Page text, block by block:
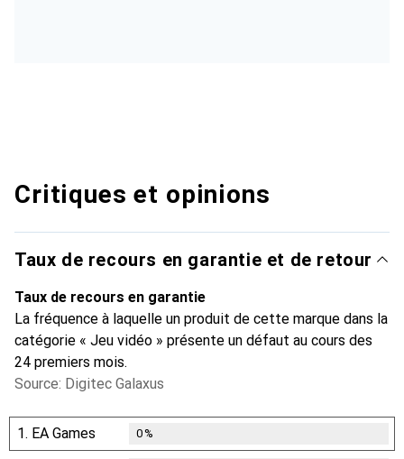
Critiques et opinions
Taux de recours en garantie et de retour
Taux de recours en garantie
La fréquence à laquelle un produit de cette marque dans la
catégorie « Jeu vidéo » présente un défaut au cours des
24 premiers mois.
Source: Digitec Galaxus
1. EA Games 0%